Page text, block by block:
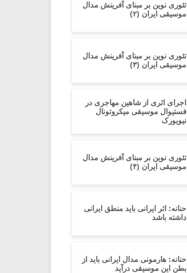
تئوری نوین بر مبنای آفرینش مدال
موسیقی ایران (۲)
تئوری نوین بر مبنای آفرینش مدال
موسیقی ایران (۳)
اجرای اثری از شاهین مهاجری در
فستیوال موسیقی میکروتونال
نیویورک
تئوری نوین بر مبنای آفرینش مدال
موسیقی ایران (۴)
حنانه: اثر ایرانی باید منطق ایرانی
داشته باشد
حنانه: هارمونی مدال ایرانی باید از
بطن این موسیقی درآید